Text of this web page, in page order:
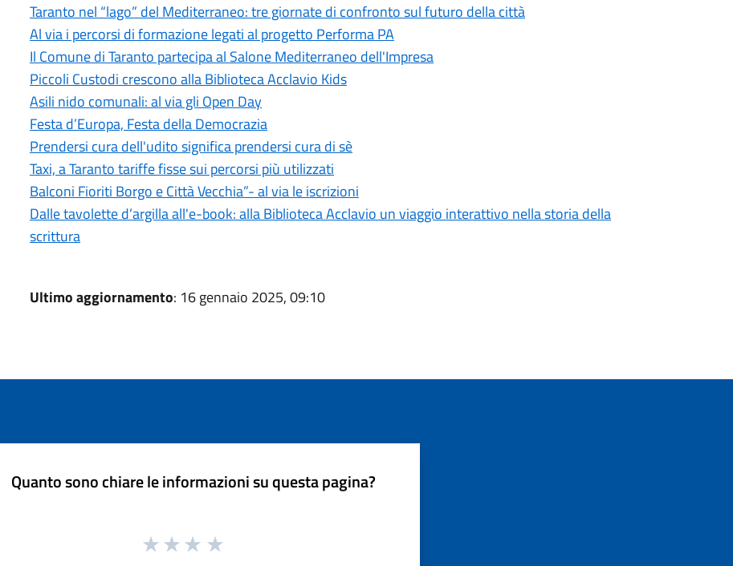
Taranto nel “lago” del Mediterraneo: tre giornate di confronto sul futuro della città
Al via i percorsi di formazione legati al progetto Performa PA
Il Comune di Taranto partecipa al Salone Mediterraneo dell'Impresa
Piccoli Custodi crescono alla Biblioteca Acclavio Kids
Asili nido comunali: al via gli Open Day
Festa d’Europa, Festa della Democrazia
Prendersi cura dell'udito significa prendersi cura di sè
Taxi, a Taranto tariffe fisse sui percorsi più utilizzati
Balconi Fioriti Borgo e Città Vecchia”- al via le iscrizioni
Dalle tavolette d’argilla all'e-book: alla Biblioteca Acclavio un viaggio interattivo nella storia della
scrittura
Ultimo aggiornamento: 16 gennaio 2025, 09:10
Quanto sono chiare le informazioni su questa pagina?